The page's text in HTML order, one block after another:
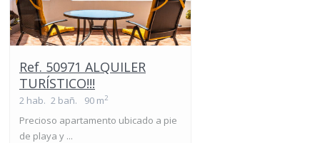
Ref. 50971 ALQUILER
TURÍSTICO!!!
2 hab. 2 bañ. 90 m2
Precioso apartamento ubicado a pie
de playa y ...